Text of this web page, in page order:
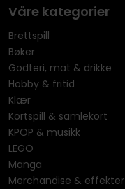
Våre kategorier
Brettspill
Bøker
Godteri, mat & drikke
Hobby & fritid
Klær
Kortspill & samlekort
KPOP & musikk
LEGO
Manga
Merchandise & effekter